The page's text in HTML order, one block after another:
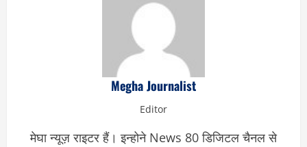
Megha Journalist
Editor
मेघा न्यूज़ राइटर हैं। इन्होने News 80 डिजिटल चैनल से